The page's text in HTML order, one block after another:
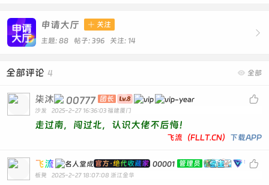

申请大厅  关注
主题: 88 帖子: 396 关注: 14
 全部
全部评论 4

柒沐 00777 团长
沙发 2025-2-27 16:36:03 福建厦门
走过南，闯过北，认识大佬不后悔！
飞流（FLLT.CN） 下载APP

飞流 官方·绝代收藏家 00001 管理员
板凳 2025-2-27 18:07:08 浙江金华